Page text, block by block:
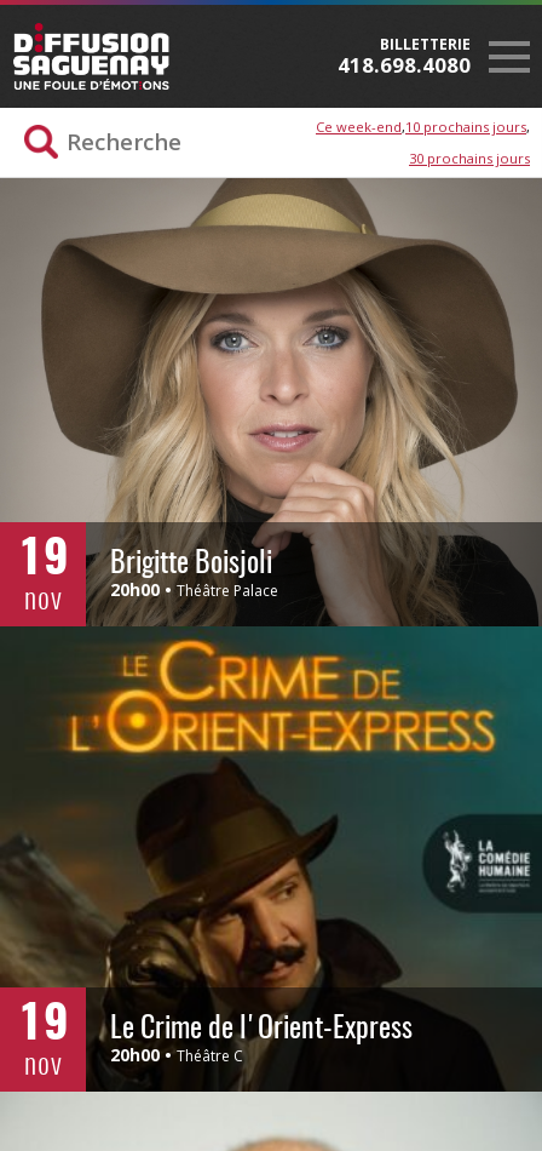
BILLETTERIE
418.698.4080
Ce week-end 10 prochains jours
30 prochains jours
19
nov
Brigitte Boisjoli
20h00 Théâtre Palace
19
nov
Le Crime de l'Orient-Express
20h00 Théâtre C